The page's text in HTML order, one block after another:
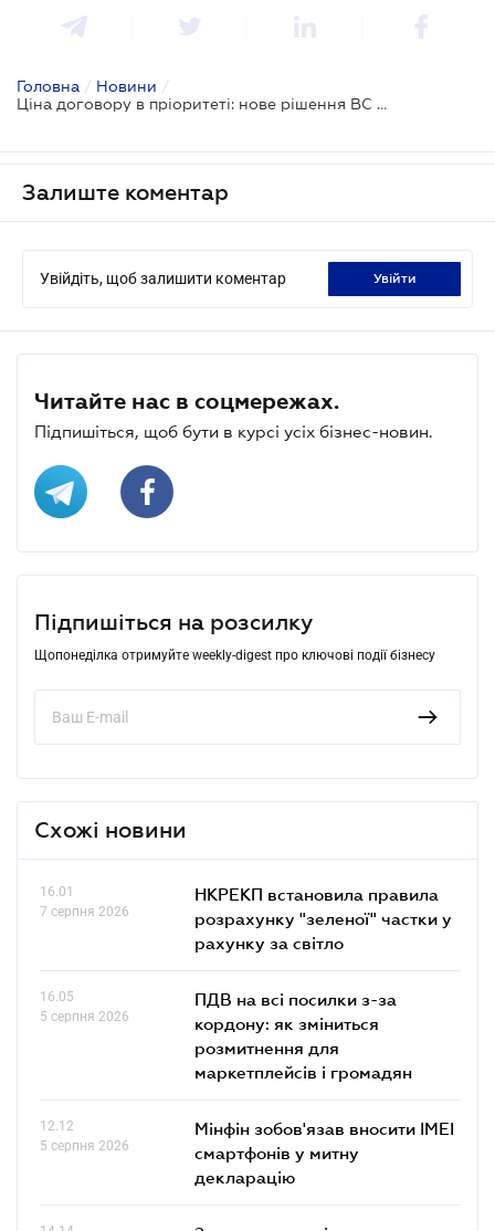
Головна / Новини /
Ціна договору в пріоритеті: нове рішення ВС для імпортерів
Залиште коментар
Увійдіть, щоб залишити коментар увійти
Читайте нас в соцмережах.
Підпишіться, щоб бути в курсі усіх бізнес-новин.
Підпишіться на розсилку
Щопонеділка отримуйте weekly-digest про ключові події бізнесу
Схожі новини
16.01
7 серпня 2026
НКРЕКП встановила правила
розрахунку "зеленої" частки у
рахунку за світло
16.05
5 серпня 2026
ПДВ на всі посилки з-за
кордону: як зміниться
розмитнення для
маркетплейсів і громадян
12.12
5 серпня 2026
Мінфін зобов'язав вносити IMEI
смартфонів у митну
декларацію